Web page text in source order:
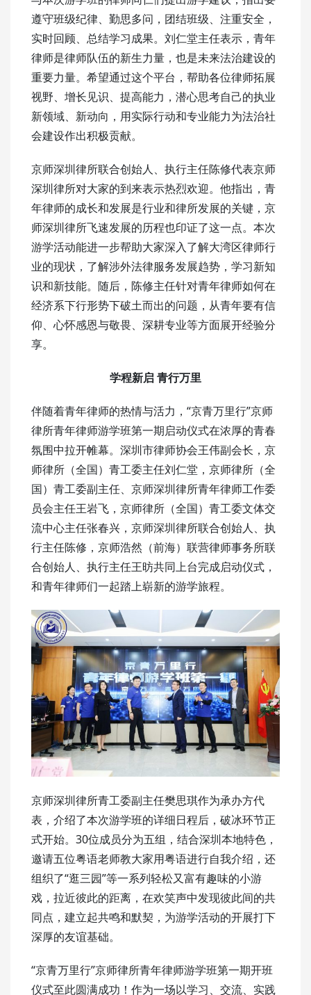
遵守班级纪律、勤思多问，团结班级、注重安全，
实时回顾、总结学习成果。刘仁堂主任表示，青年
律师是律师队伍的新生力量，也是未来法治建设的
重要力量。希望通过这个平台，帮助各位律师拓展
视野、增长见识、提高能力，潜心思考自己的执业
新领域、新动向，用实际行动和专业能力为法治社
会建设作出积极贡献。
京师深圳律所联合创始人、执行主任陈修代表京师
深圳律所对大家的到来表示热烈欢迎。他指出，青
年律师的成长和发展是行业和律所发展的关键，京
师深圳律所飞速发展的历程也印证了这一点。本次
游学活动能进一步帮助大家深入了解大湾区律师行
业的现状，了解涉外法律服务发展趋势，学习新知
识和新技能。随后，陈修主任针对青年律师如何在
经济系下行形势下破土而出的问题，从青年要有信
仰、心怀感恩与敬畏、深耕专业等方面展开经验分
享。
学程新启 青行万里
伴随着青年律师的热情与活力，“京青万里行”京师
律所青年律师游学班第一期启动仪式在浓厚的青春
氛围中拉开帷幕。深圳市律师协会王伟副会长，京
师律所（全国）青工委主任刘仁堂，京师律所（全
国）青工委副主任、京师深圳律所青年律师工作委
员会主任王岩飞，京师律所（全国）青工委文体交
流中心主任张春兴，京师深圳律所联合创始人、执
行主任陈修，京师浩然（前海）联营律师事务所联
合创始人、执行主任王昉共同上台完成启动仪式，
和青年律师们一起踏上崭新的游学旅程。
京师深圳律所青工委副主任樊思琪作为承办方代
表，介绍了本次游学班的详细日程后，破冰环节正
式开始。30位成员分为五组，结合深圳本地特色，
邀请五位粤语老师教大家用粤语进行自我介绍，还
组织了“逛三园”等一系列轻松又富有趣味的小游
戏，拉近彼此的距离，在欢笑声中发现彼此间的共
同点，建立起共鸣和默契，为游学活动的开展打下
深厚的友谊基础。
“京青万里行”京师律所青年律师游学班第一期开班
仪式至此圆满成功！作为一场以学习、交流、实践